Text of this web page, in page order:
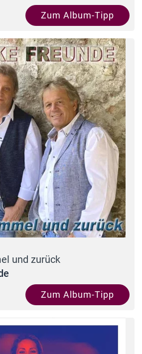
Zum Album-Tipp
und zurück
Zum Album-Tipp